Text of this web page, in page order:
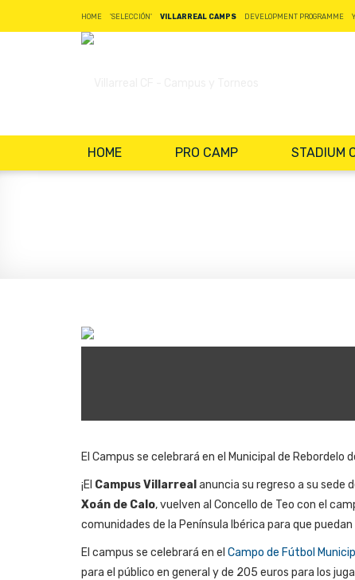
HOME 'SELECCIÓN' VILLARREAL CAMPS DEVELOPMENT PROGRAMME
HOME PRO CAMP STADIUM
El Campus se celebrará en el Municipal de Rebordelo
¡El Campus Villarreal anuncia su regreso a su sede
Xoán de Calo, vuelven al Concello de Teo con el
comunidades de la Península Ibérica para que
El campus se celebrará en el Campo de Fútbol
para el público en general y de 205 euros para los